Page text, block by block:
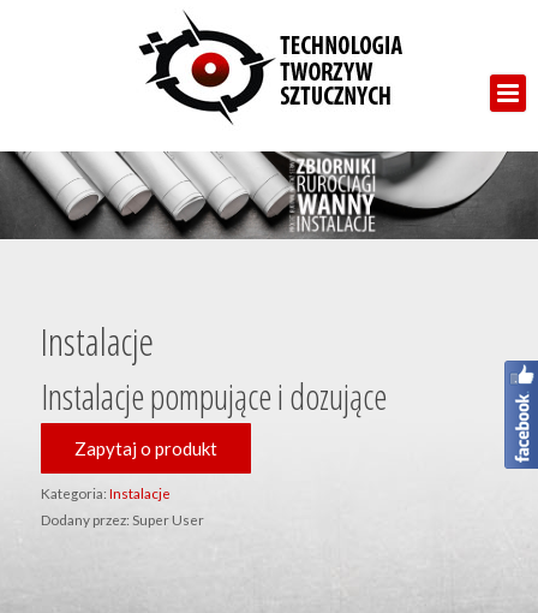
Instalacje
Instalacje pompujące i dozujące
Zapytaj o produkt
Kategoria:Instalacje
Dodany przez: Super User
Wiadomość*
Wyślij do mnie kopię
Wyślij